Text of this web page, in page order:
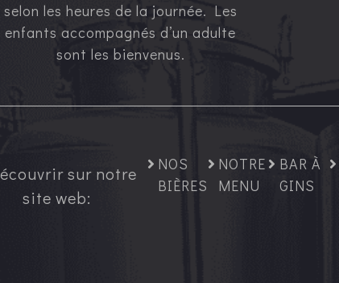
selon les heures de la journée. Les
enfants accompagnés d’un adulte
sont les bienvenus.
sur notre
site web:
NOS
BIÈRES
NOTRE
MENU
BAR À
GINS